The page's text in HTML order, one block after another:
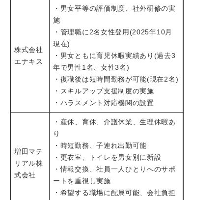
株式会社
エナキス
・男女平等の評価制度、社外研修の実
施
・管理職に2名女性登用(2025年10月
現在)
・男女ともに育児休暇実績あり(過去3
年で男性1名、女性3名)
・復職後は短時間勤務が可能(現在2名)
・スキルアップ支援制度の実施
・ハラスメント対応機関の設置
増田マテ
リアル株
式会社
・産休、育休、介護休業、生理休暇あ
り
・時短勤務、子連れ出勤可能
・更衣室、トイレを男女別に新設
・情報交換、社員一人ひとりへのサポ
ートを重視し実施
・希望する職場に配属可能、会社負担